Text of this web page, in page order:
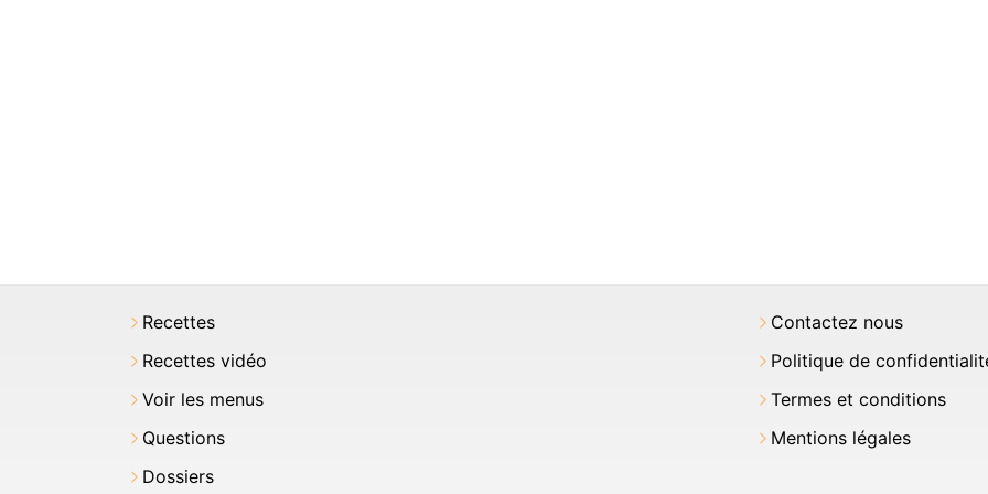
Recettes
Recettes vidéo
Voir les menus
Questions
Dossiers
Contactez nous
Politique de
Termes et conditions
Mentions légales